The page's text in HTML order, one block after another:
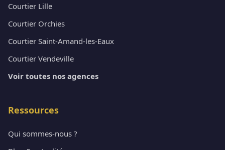
Courtier Lille
Courtier Orchies
Courtier Saint-Amand-les-Eaux
Courtier Vendeville
Voir toutes nos agences
Ressources
Qui sommes-nous ?